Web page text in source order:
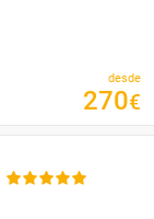
desde
270€